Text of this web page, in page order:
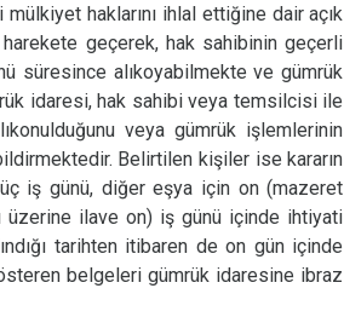
haklarını ihlal ettiğine dair açık
geçerek, hak sahibinin geçerli
süresince alıkoyabilmekte ve gümrük
idaresi, hak sahibi veya temsilcisi ile
veya gümrük işlemlerinin
Belirtilen kişiler ise kararın
iş günü, diğer eşya için on (mazeret
üzerine ilave on) iş günü içinde ihtiyati
tarihten itibaren de on gün içinde
belgeleri gümrük idaresine ibraz